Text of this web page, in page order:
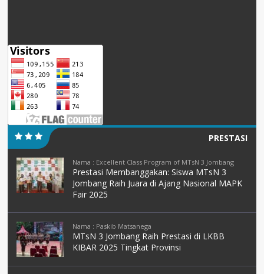
PRESTASI
Nama : Excellent Class Program of MTsN 3 Jombang
Prestasi Membanggakan: Siswa MTsN 3
Jombang Raih Juara di Ajang Nasional MAPK
Fair 2025
Nama : Paskib Matsanega
MTsN 3 Jombang Raih Prestasi di LKBB
KIBAR 2025 Tingkat Provinsi